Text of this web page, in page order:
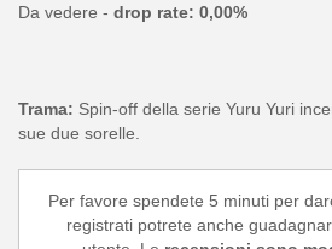
Da vedere - drop rate: 0,00%
Trama: Spin-off della serie Yuru Yuri
sue due sorelle.
Per favore spendete 5 minuti per
registrati potrete anche